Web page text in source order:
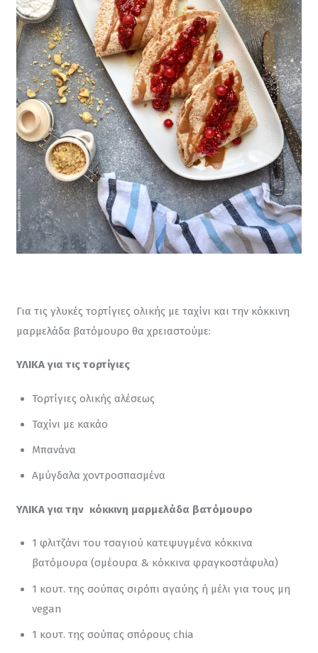
Για τις γλυκές τορτίγιες ολικής με ταχίνι και την κόκκινη
μαρμελάδα βατόμουρο θα χρειαστούμε:
ΥΛΙΚΑ για τις τορτίγιες
Τορτίγιες ολικής αλέσεως
Ταχίνι με κακάο
Μπανάνα
Αμύγδαλα χοντροσπασμένα
ΥΛΙΚΑ για την  κόκκινη μαρμελάδα βατόμουρο
1 φλιτζάνι του τσαγιού κατεψυγμένα κόκκινα
βατόμουρα (σμέουρα & κόκκινα φραγκοστάφυλα)
1 κουτ. της σούπας σιρόπι αγαύης ή μέλι για τους μη
vegan
1 κουτ. της σούπας σπόρους chia